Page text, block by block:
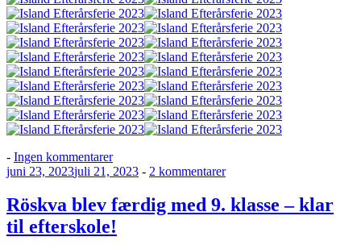
- Ingen kommentarertil
Island
efterårsferien
Udgivet
juni 23, 2023juli 21, 2023 - 2 kommentarertil
blev
færdig
Röskva blev færdig med 9. klasse – klar
til efterskole!